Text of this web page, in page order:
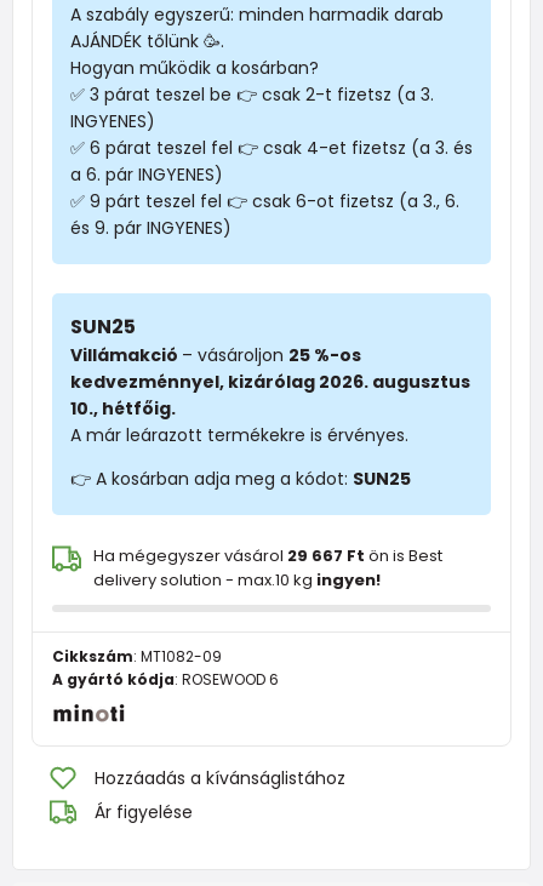
A szabály egyszerű: minden harmadik darab
AJÁNDÉK tőlünk 🥳.
Hogyan működik a kosárban?
✅ 3 párat teszel be 👉 csak 2-t fizetsz (a 3.
INGYENES)
✅ 6 párat teszel fel 👉 csak 4-et fizetsz (a 3. és
a 6. pár INGYENES)
✅ 9 párt teszel fel 👉 csak 6-ot fizetsz (a 3., 6.
és 9. pár INGYENES)
SUN25
Villámakció – vásároljon 25 %-os
kedvezménnyel, kizárólag 2026. augusztus
10., hétfőig.
A már leárazott termékekre is érvényes.
👉 A kosárban adja meg a kódot: SUN25
Ha mégegyszer vásárol 29 667 Ft ön is Best
delivery solution - max.10 kg ingyen!
Cikkszám: MT1082-09
A gyártó kódja: ROSEWOOD 6
Hozzáadás a kívánságlistához
Ár figyelése